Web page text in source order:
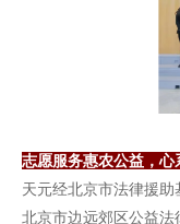
志愿服务惠农公益，心
天元经北京市法律援
北京市边远郊区公益